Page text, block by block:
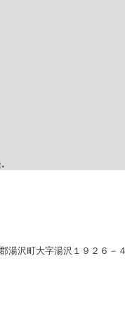
湯沢町大字湯沢１９２６－